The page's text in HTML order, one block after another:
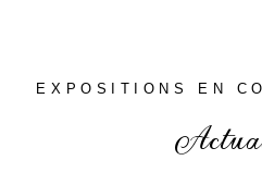
EXPOSITIONS EN